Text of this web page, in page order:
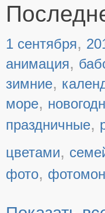
1 сентября,
анимация,
зимние,
море,
праздничные,
цветами,
фото,